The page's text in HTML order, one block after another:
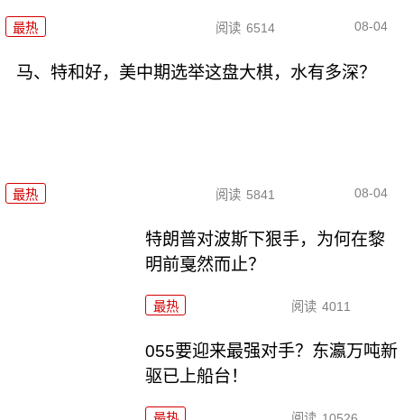
最热 阅读 6514 08-04
马、特和好，美中期选举这盘大棋，水有多深？
最热 阅读 5841 08-04
特朗普对波斯下狠手，为何在黎
明前戛然而止？
最热 阅读 4011
055要迎来最强对手？东瀛万吨新
驱已上船台！